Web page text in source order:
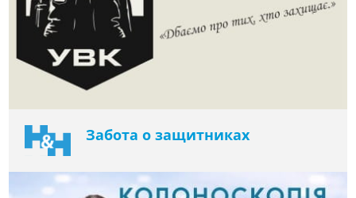
Забота о защитниках